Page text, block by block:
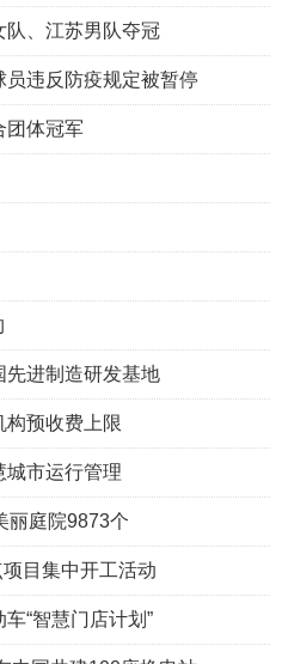
队、江苏男队夺冠
违反防疫规定被暂停
团体冠军
先进制造研发基地
构预收费上限
城市运行管理
丽庭院9873个
目集中开工活动
“智慧门店计划”